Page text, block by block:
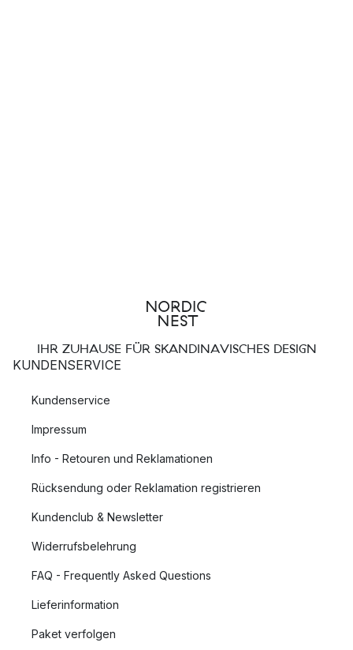
IHR ZUHAUSE FÜR SKANDINAVISCHES DESIGN
KUNDENSERVICE
Kundenservice
Impressum
Info - Retouren und Reklamationen
Rücksendung oder Reklamation registrieren
Kundenclub & Newsletter
Widerrufsbelehrung
FAQ - Frequently Asked Questions
Lieferinformation
Paket verfolgen